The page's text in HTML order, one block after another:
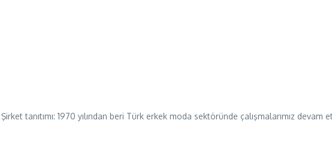
tanıtımı: 1970 yılından beri Türk erkek moda sektöründe çalışmalarımız devam